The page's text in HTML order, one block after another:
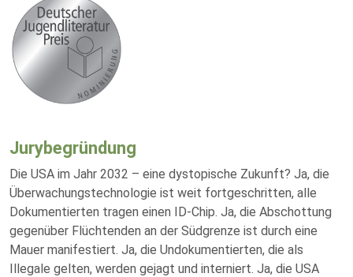
Jurybegründung
Die USA im Jahr 2032 – eine dystopische Zukunft? Ja, die
Überwachungstechnologie ist weit fortgeschritten, alle
Dokumentierten tragen einen ID-Chip. Ja, die Abschottung
gegenüber Flüchtenden an der Südgrenze ist durch eine
Mauer manifestiert. Ja, die Undokumentierten, die als
Illegale gelten, werden gejagt und interniert. Ja, die USA